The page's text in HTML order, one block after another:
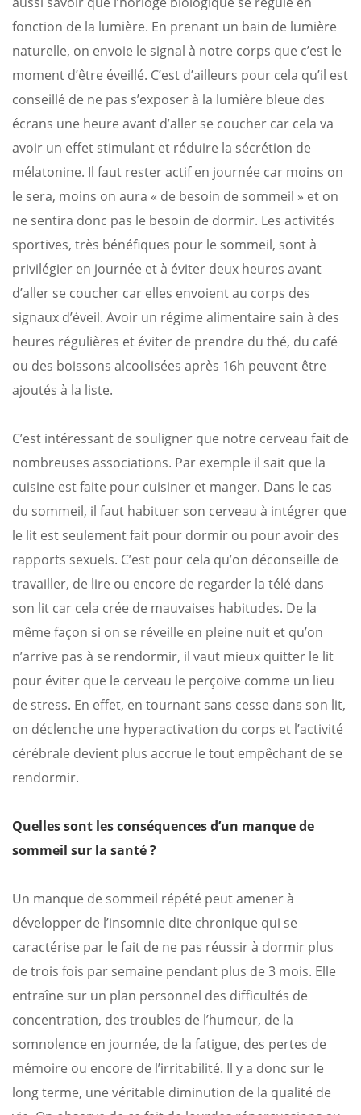
fonction de la lumière. En prenant un bain de lumière
naturelle, on envoie le signal à notre corps que c’est le
moment d’être éveillé. C’est d’ailleurs pour cela qu’il est
conseillé de ne pas s’exposer à la lumière bleue des
écrans une heure avant d’aller se coucher car cela va
avoir un effet stimulant et réduire la sécrétion de
mélatonine. Il faut rester actif en journée car moins on
le sera, moins on aura « de besoin de sommeil » et on
ne sentira donc pas le besoin de dormir. Les activités
sportives, très bénéfiques pour le sommeil, sont à
privilégier en journée et à éviter deux heures avant
d’aller se coucher car elles envoient au corps des
signaux d’éveil. Avoir un régime alimentaire sain à des
heures régulières et éviter de prendre du thé, du café
ou des boissons alcoolisées après 16h peuvent être
ajoutés à la liste.
C’est intéressant de souligner que notre cerveau fait de
nombreuses associations. Par exemple il sait que la
cuisine est faite pour cuisiner et manger. Dans le cas
du sommeil, il faut habituer son cerveau à intégrer que
le lit est seulement fait pour dormir ou pour avoir des
rapports sexuels. C’est pour cela qu’on déconseille de
travailler, de lire ou encore de regarder la télé dans
son lit car cela crée de mauvaises habitudes. De la
même façon si on se réveille en pleine nuit et qu’on
n’arrive pas à se rendormir, il vaut mieux quitter le lit
pour éviter que le cerveau le perçoive comme un lieu
de stress. En effet, en tournant sans cesse dans son lit,
on déclenche une hyperactivation du corps et l’activité
cérébrale devient plus accrue le tout empêchant de se
rendormir.
Quelles sont les conséquences d’un manque de
sommeil sur la santé ?
Un manque de sommeil répété peut amener à
développer de l’insomnie dite chronique qui se
caractérise par le fait de ne pas réussir à dormir plus
de trois fois par semaine pendant plus de 3 mois. Elle
entraîne sur un plan personnel des difficultés de
concentration, des troubles de l’humeur, de la
somnolence en journée, de la fatigue, des pertes de
mémoire ou encore de l’irritabilité. Il y a donc sur le
long terme, une véritable diminution de la qualité de